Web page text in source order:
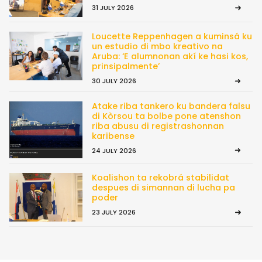
31 JULY 2026
Loucette Reppenhagen a kuminsá ku
un estudio di mbo kreativo na
Aruba: ‘E alumnonan akí ke hasi kos,
prinsipalmente’
30 JULY 2026
Atake riba tankero ku bandera falsu
di Kòrsou ta bolbe pone atenshon
riba abusu di registrashonnan
karibense
24 JULY 2026
Koalishon ta rekobrá stabilidat
despues di simannan di lucha pa
poder
23 JULY 2026